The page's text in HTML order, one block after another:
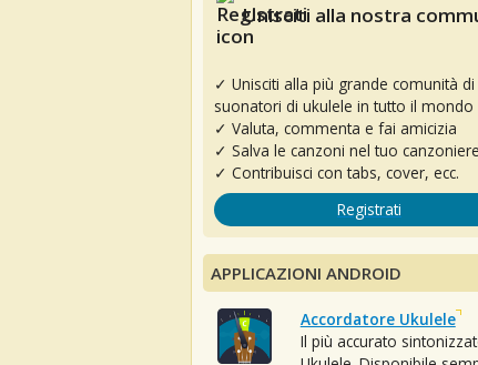
Unisciti alla nostra
✓ Unisciti alla più grande comunità di
suonatori di ukulele in tutto il mondo
✓ Valuta, commenta e fai amicizia
✓ Salva le canzoni nel tuo canzoniere
✓ Contribuisci con tabs, cover, ecc.
Registrati
APPLICAZIONI ANDROID
Accordatore Ukulele
Il più accurato